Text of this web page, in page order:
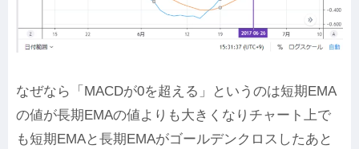
なぜなら「MACDが0を超える」というのは短期EMA
の値が長期EMAの値よりも大きくなりチャート上で
も短期EMAと長期EMAがゴールデンクロスしたあと